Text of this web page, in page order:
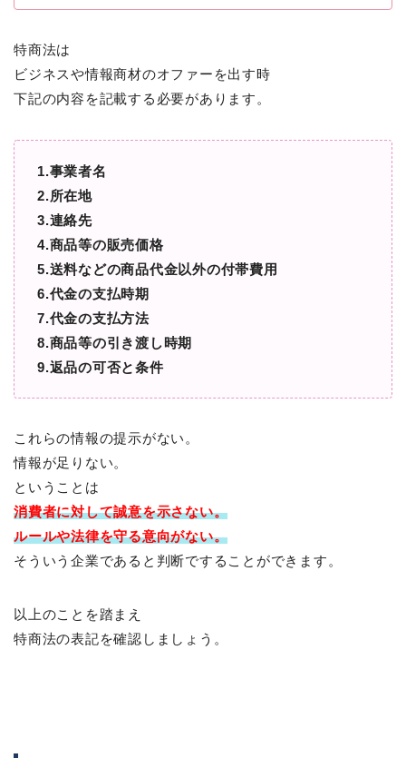
特商法は
ビジネスや情報商材のオファーを出す時
下記の内容を記載する必要があります。
1.事業者名
2.所在地
3.連絡先
4.商品等の販売価格
5.送料などの商品代金以外の付帯費用
6.代金の支払時期
7.代金の支払方法
8.商品等の引き渡し時期
9.返品の可否と条件
これらの情報の提示がない。
情報が足りない。
ということは
消費者に対して誠意を示さない。
ルールや法律を守る意向がない。
そういう企業であると判断ですることができます。
以上のことを踏まえ
特商法の表記を確認しましょう。